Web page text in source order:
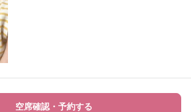
空席確認・予約する